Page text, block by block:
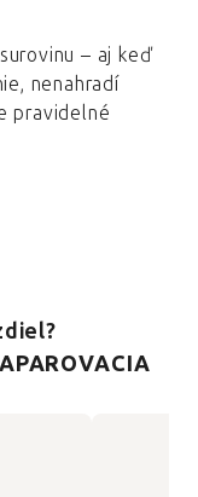
– aj keď
nenahradí
pravidelné